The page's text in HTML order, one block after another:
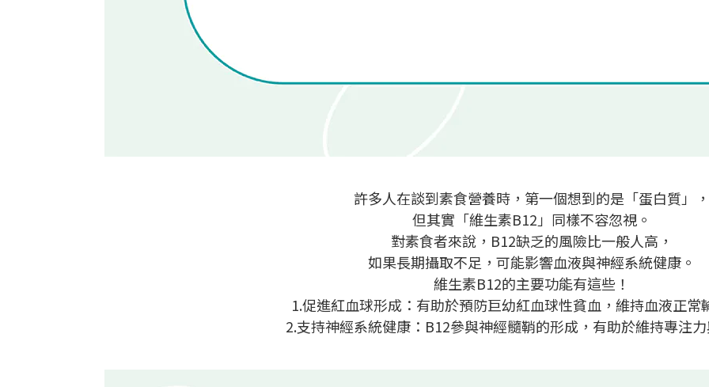
許多人在談到素食營養時，第一個想到的是「蛋白質」，
但其實「維生素B12」同樣不容忽視。
對素食者來說，B12缺乏的風險比一般人高，
如果長期攝取不足，可能影響血液與神經系統健康。
維生素B12的主要功能有這些！
1.促進紅血球形成：有助於預防巨幼紅血球性貧血，維持血液正常
2.支持神經系統健康：B12參與神經髓鞘的形成，有助於維持專注